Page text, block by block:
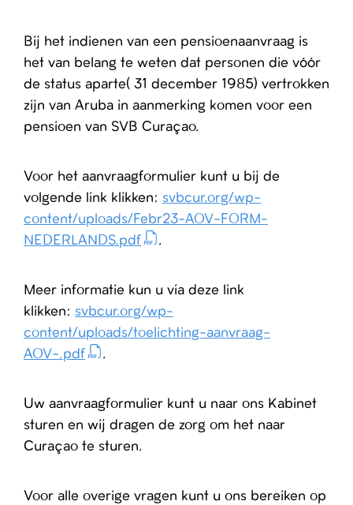
Bij het indienen van een pensioenaanvraag is
het van belang te weten dat personen die vóór
de status aparte( 31 december 1985) vertrokken
zijn van Aruba in aanmerking komen voor een
pensioen van SVB Curaçao.
Voor het aanvraagformulier kunt u bij de
volgende link klikken: svbcur.org/wp-
content/uploads/Febr23-AOV-FORM-
NEDERLANDS.pdf
.
Meer informatie kun u via deze link
klikken: svbcur.org/wp-
content/uploads/toelichting-aanvraag-
AOV-.pdf
.
Uw aanvraagformulier kunt u naar ons Kabinet
sturen en wij dragen de zorg om het naar
Curaçao te sturen.
Voor alle overige vragen kunt u ons bereiken op